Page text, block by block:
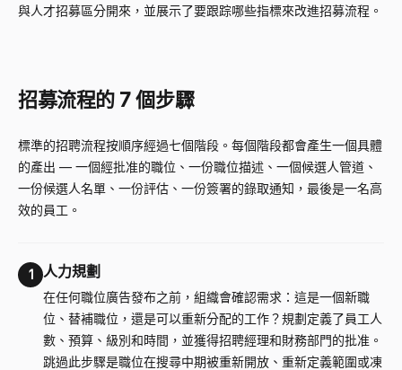
與人才招募區分開來，並展示了要跟踪哪些指標來改進招募流程。
招募流程的 7 個步驟
標準的招聘流程按順序經過七個階段。每個階段都會產生一個具體
的產出 — 一個經批准的職位、一份職位描述、一個候選人管道、
一份候選人名單、一份評估、一份簽署的錄取通知，最後是一名高
效的員工。
1 人力規劃
在任何職位廣告發布之前，組織會確認需求：這是一個新職
位、替補職位，還是可以重新分配的工作？規劃定義了員工人
數、預算、級別和時間，並獲得招聘經理和財務部門的批准。
跳過此步驟是職位在搜尋中期被重新開放、重新定義範圍或凍